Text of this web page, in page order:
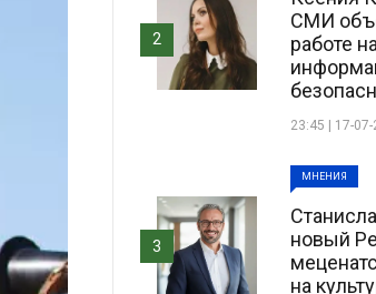
СМИ
работе
23:45 | 17-
2
МНЕНИЯ
новый
на
3